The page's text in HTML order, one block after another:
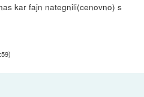
kar fajn nategnili(cenovno) s
)